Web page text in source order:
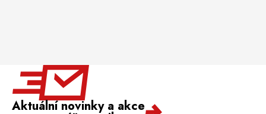
Aktuální novinky a akce